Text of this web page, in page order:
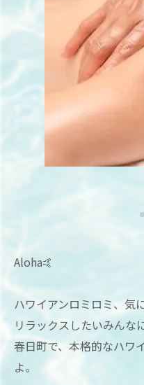
Aloha🤙
ハワイアンロミロミ、気
リラックスしたいみんな
春日町で、本格的なハワ
よ。